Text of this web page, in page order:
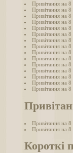
Привітання на 8
Привітання на 8
Привітання на 8
Привітання на 8
Привітання на 8
Привітання на 8
Привітання на
Привітання на 8
Привітання на 8
Привітання на 8
Привітання на 8
Привітання на 8
Привітання на 8
Привітання на 8
Привітання на 8
Привітання на 8
Привітання на 8
Короткі